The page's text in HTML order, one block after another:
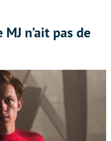
n’ait pas de